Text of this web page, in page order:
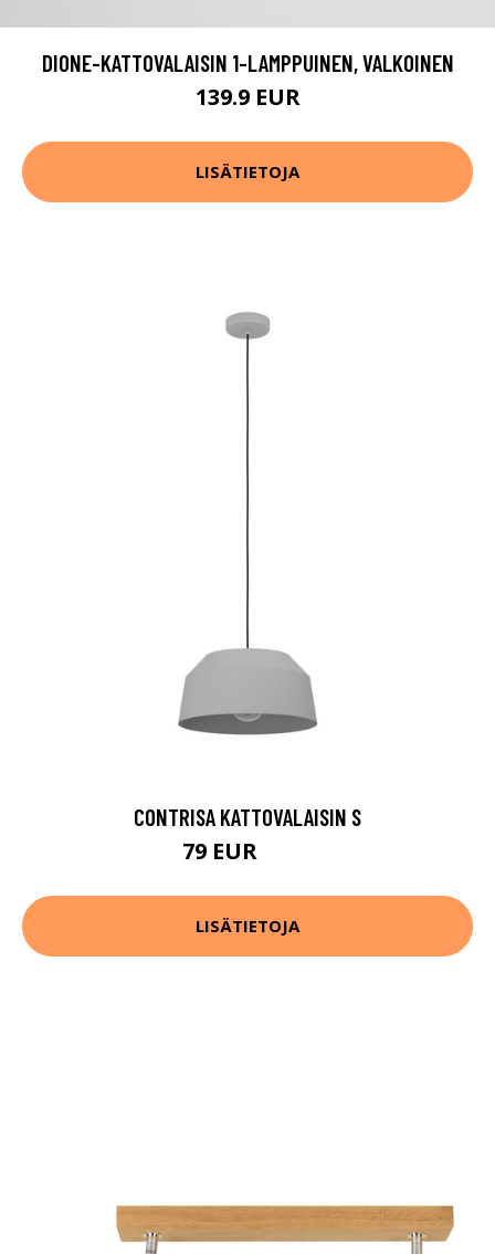
DIONE-KATTOVALAISIN 1-LAMPPUINEN, VALKOINEN
139.9 EUR
LISÄTIETOJA
CONTRISA KATTOVALAISIN S
79 EUR
LISÄTIETOJA